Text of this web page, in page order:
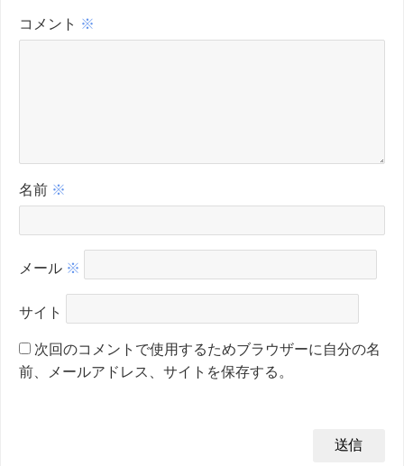
コメント ※
名前 ※
メール ※
サイト
次回のコメントで使用するためブラウザーに自分の名
前、メールアドレス、サイトを保存する。